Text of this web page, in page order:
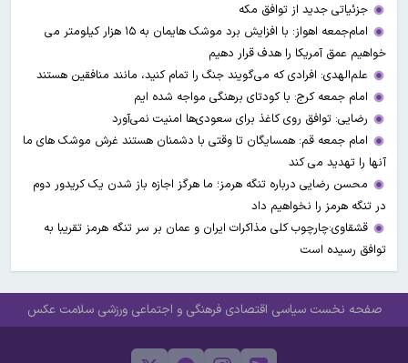
جزئیاتی جدید از توافق مکه
امام‌جمعه اهواز: با افزایش برد موشک هایمان به ۱۵ هزار کیلومتر می
خواهیم عمق آمریکا را هدف قرار دهیم
علم‌الهدی: افرادی که می‌گویند جنگ را تمام کنید، مانند منافقین هستند
امام جمعه کرج: با کودتای برهنگی مواجه شده ایم
رضایی: توافق روی کاغذ برای سعودی‌ها امنیت نمی‌آورد
امام جمعه قم: همسایگان تا وقتی با دشمنان هستند غرش موشک های ما
آنها را تهدید می کند
محسن رضایی درباره تنگه هرمز؛ ما هرگز اجازه باز شدن یک کریدور دوم
در تنگه هرمز را نخواهیم داد
قشقاوی:چارچوب کلی مذاکرات ایران و عمان بر سر تنگه هرمز تقریبا به
توافق رسیده است
صفحه نخست سیاسی اقتصادی فرهنگی و اجتماعی ورزشی سلامت عکس